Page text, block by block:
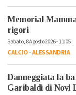
Memorial
rigori
Sabato, 8 Agosto 2026 - 11:05
CALCIO-ALESSANDRIA
Danneggiata la
Garibaldi di Novi